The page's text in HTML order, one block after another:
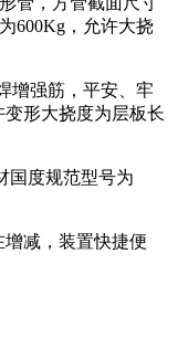
600Kg，允许大挠
增强筋，平安、牢
形大挠度为层板长
国度规范型号为
减，装置快捷便